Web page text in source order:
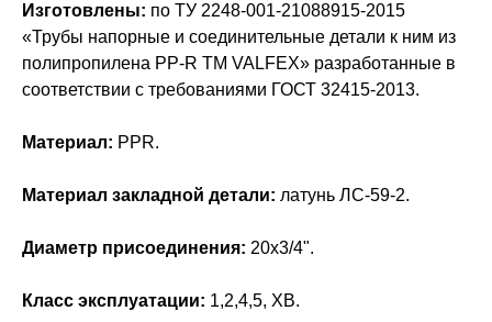
Изготовлены: по ТУ 2248-001-21088915-2015
«Трубы напорные и соединительные детали к ним из
полипропилена PP-R ТМ VALFEX» разработанные в
соответствии с требованиями ГОСТ 32415-2013.
Материал: PPR.
Материал закладной детали: латунь ЛС-59-2.
Диаметр присоединения: 20х3/4".
Класс эксплуатации: 1,2,4,5, ХВ.